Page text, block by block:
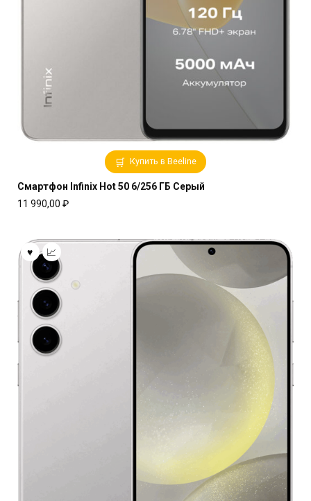
Купить в Beeline
Смартфон Infinix Hot 50 6/256 ГБ Серый
11 990,00 ₽